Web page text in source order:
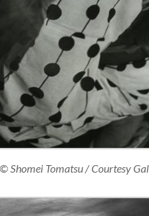
Shomei Tomatsu / Courtesy